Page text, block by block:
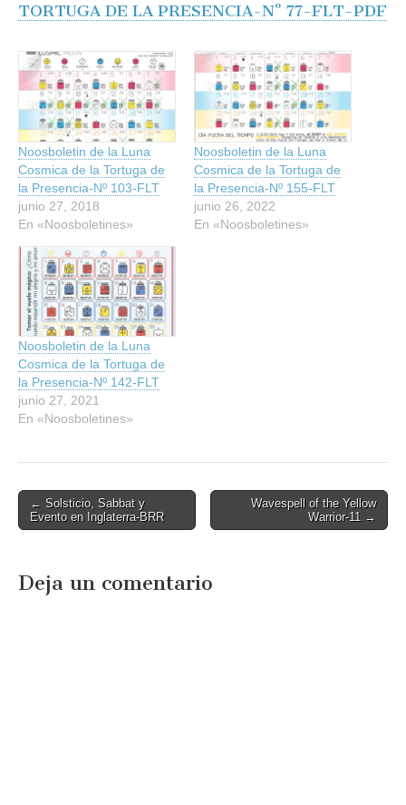
TORTUGA DE LA PRESENCIA-Nº 77-FLT-PDF
Noosboletin de la Luna
Cosmica de la Tortuga de
la Presencia-Nº 103-FLT
junio 27, 2018
En «Noosboletines»
Noosboletin de la Luna
Cosmica de la Tortuga de
la Presencia-Nº 155-FLT
junio 26, 2022
En «Noosboletines»
Noosboletin de la Luna
Cosmica de la Tortuga de
la Presencia-Nº 142-FLT
junio 27, 2021
En «Noosboletines»
Post
navigation
← Solsticio, Sabbat y
Evento en Inglaterra-BRR
Wavespell of the Yellow
Warrior-11 →
Deja un comentario